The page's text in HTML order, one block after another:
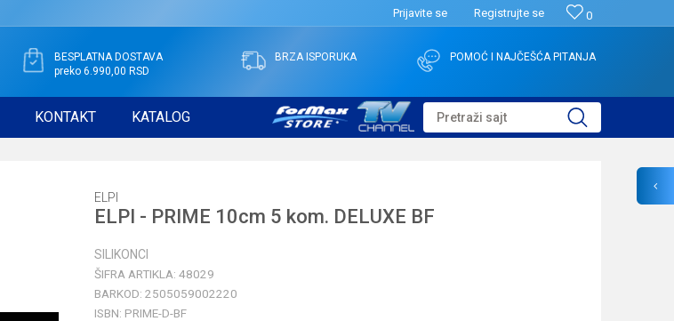
0
Prijavite se Registrujte se
BESPLATNA DOSTAVA
preko 6.990,00 RSD
BRZA ISPORUKA POMOĆ I NAJČEŠĆA PITANJA
KONTAKT KATALOG Pretraži sajt
ELPI
ELPI - PRIME 10cm 5 kom. DELUXE BF
SILIKONCI
ŠIFRA ARTIKLA: 48029
BARKOD: 2505059002220
ISBN: PRIME-D-BF